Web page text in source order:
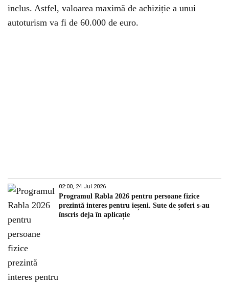
inclus. Astfel, valoarea maximă de achiziție a unui
autoturism va fi de 60.000 de euro.
02:00, 24 Jul 2026
Programul Rabla 2026 pentru persoane fizice
prezintă interes pentru ieșeni. Sute de șoferi s-au
înscris deja în aplicație